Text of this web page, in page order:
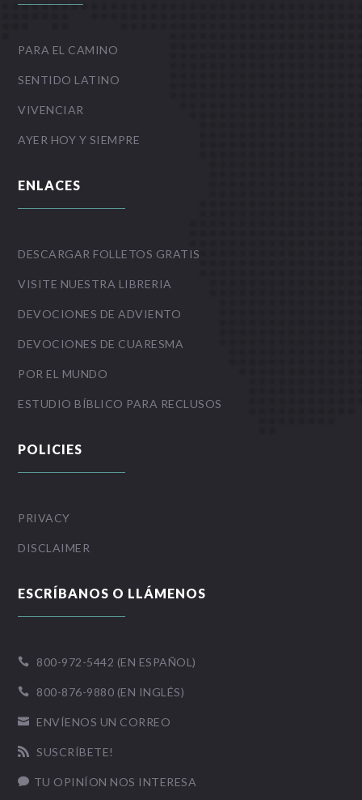
PARA EL CAMINO
SENTIDO LATINO
VIVENCIAR
AYER HOY Y SIEMPRE
ENLACES
DESCARGAR FOLLETOS GRATIS
VISITE NUESTRA LIBRERIA
DEVOCIONES DE ADVIENTO
DEVOCIONES DE CUARESMA
POR EL MUNDO
ESTUDIO BÍBLICO PARA RECLUSOS
POLICIES
PRIVACY
DISCLAIMER
ESCRÍBANOS O LLÁMENOS
 800-972-5442 (EN ESPAÑOL)
 800-876-9880 (EN INGLÉS)
 ENVÍENOS UN CORREO
 SUSCRÍBETE!
 TU OPINÍON NOS INTERESA